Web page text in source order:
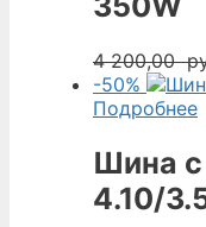
4 200,00
-50%
Подробнее
Шина
4.10/